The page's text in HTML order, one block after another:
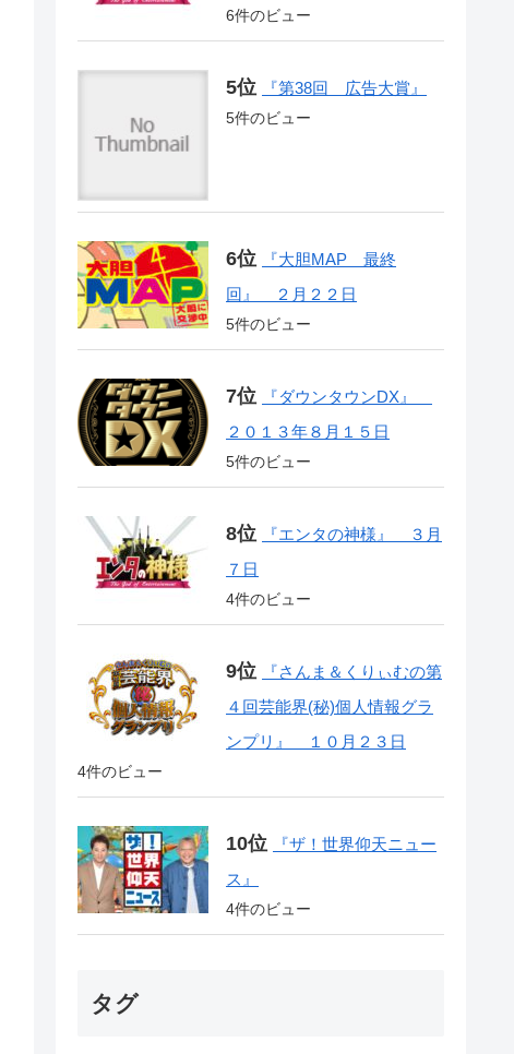
6件のビュー
『第38回 広告大賞』
5件のビュー
『大胆MAP 最終
回』 ２月２２日
5件のビュー
『ダウンタウンDX』
２０１３年８月１５日
5件のビュー
『エンタの神様』 ３月
７日
4件のビュー
『さんま＆くりぃむの第
４回芸能界(秘)個人情報グラ
ンプリ』 １０月２３日
4件のビュー
『ザ！世界仰天ニュー
ス』
4件のビュー
タグ